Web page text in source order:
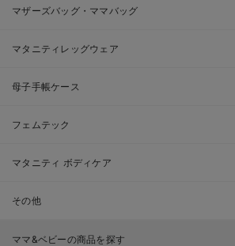
マザーズバッグ・ママバッグ
マタニティレッグウェア
母子手帳ケース
フェムテック
マタニティ ボディケア
その他
ママ&ベビーの商品を探す